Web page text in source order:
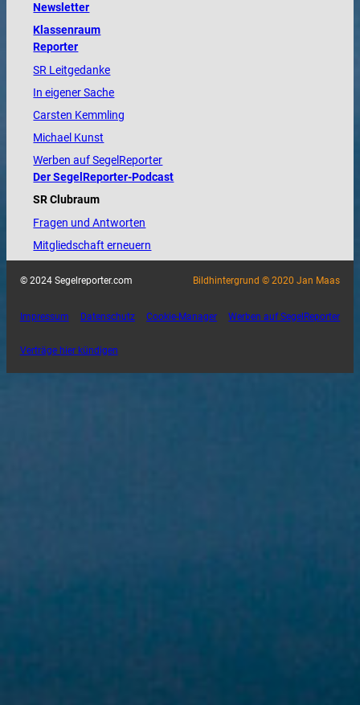
Newsletter
Klassenraum
Reporter
SR Leitgedanke
In eigener Sache
Carsten Kemmling
Michael Kunst
Werben auf SegelReporter
Der SegelReporter-Podcast
SR Clubraum
Fragen und Antworten
Mitgliedschaft erneuern
© 2024 Segelreporter.com Bildhintergrund © 2020 Jan Maas
Impressum Datenschutz Cookie-Manager Werben auf SegelReporter
Verträge hier kündigen